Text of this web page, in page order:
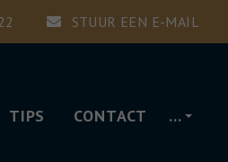
STUUR EEN E-MAIL
TIPS CONTACT …